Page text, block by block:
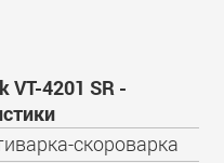
VT-4201 SR -
скороварка